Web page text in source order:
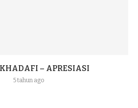
– APRESIASI
5 tahun ago